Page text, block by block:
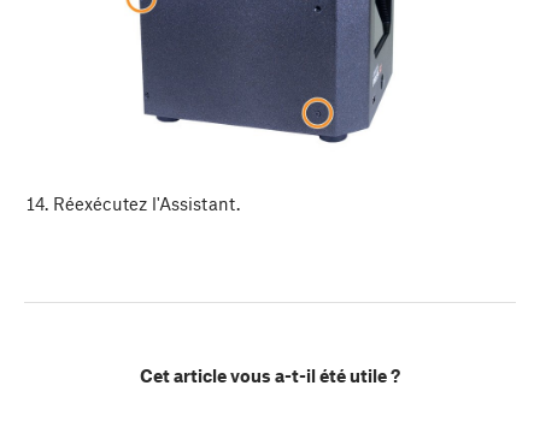
Réexécutez l'Assistant.
Cet article vous a-t-il été utile ?